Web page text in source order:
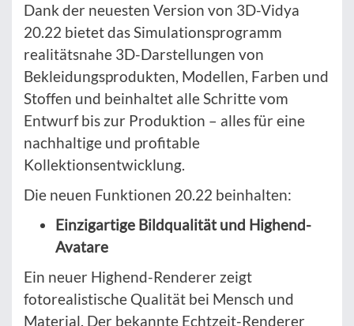
Dank der neuesten Version von 3D-Vidya
20.22 bietet das Simulationsprogramm
realitätsnahe 3D-Darstellungen von
Bekleidungsprodukten, Modellen, Farben und
Stoffen und beinhaltet alle Schritte vom
Entwurf bis zur Produktion – alles für eine
nachhaltige und profitable
Kollektionsentwicklung.
Die neuen Funktionen 20.22 beinhalten:
Einzigartige Bildqualität und Highend-
Avatare
Ein neuer Highend-Renderer zeigt
fotorealistische Qualität bei Mensch und
Material. Der bekannte Echtzeit-Renderer